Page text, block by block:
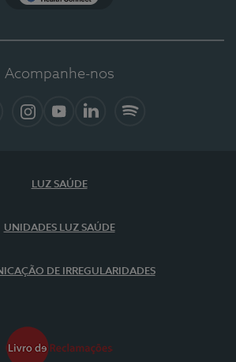
Acompanhe-nos
LUZ SAÚDE
UNIDADES LUZ SAÚDE
DE IRREGULARIDADES